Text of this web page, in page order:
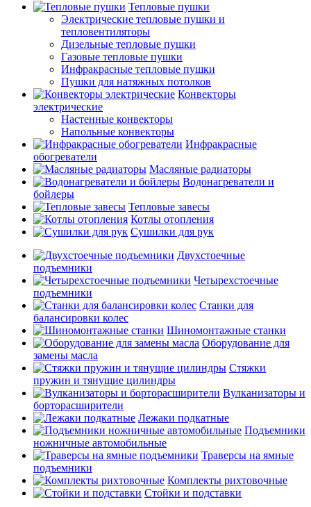
Тепловые пушки
Электрические тепловые пушки и
тепловентиляторы
Дизельные тепловые пушки
Газовые тепловые пушки
Инфракрасные тепловые пушки
Пушки для натяжных потолков
Конвекторы
электрические
Настенные конвекторы
Напольные конвекторы
Инфракрасные
обогреватели
Масляные радиаторы
Водонагреватели и
бойлеры
Тепловые завесы
Котлы отопления
Сушилки для рук
Двухстоечные
подъемники
Четырехстоечные
подъемники
Станки для
балансировки колес
Шиномонтажные станки
Оборудование для
замены масла
Стяжки
пружин и тянущие цилиндры
Вулканизаторы и
борторасширители
Лежаки подкатные
Подъемники
ножничные автомобильные
Траверсы на ямные
подъемники
Комплекты рихтовочные
Стойки и подставки